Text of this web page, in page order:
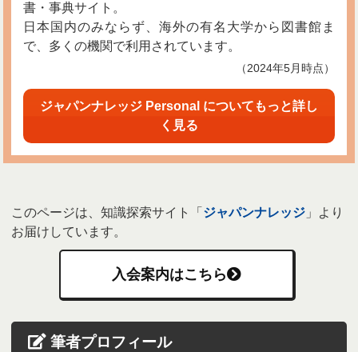
書・事典サイト。
日本国内のみならず、海外の有名大学から図書館ま
で、多くの機関で利用されています。
（2024年5月時点）
ジャパンナレッジ Personal についてもっと詳し
く見る
このページは、知識探索サイト「 ジャパンナレッジ 」より
お届けしています。
入会案内はこちら
筆者プロフィール